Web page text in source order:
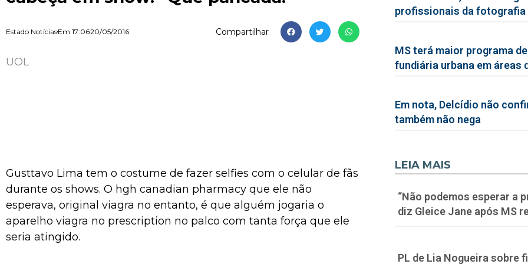
Estado NotíciasEm 17:0620/05/2016 Compartilhar
UOL
Gusttavo Lima tem o costume de fazer selfies com o celular de fãs
durante os shows. O hgh canadian pharmacy que ele não
esperava, original viagra no entanto, é que alguém jogaria o
aparelho viagra no prescription no palco com tanta força que ele
seria atingido.
profissionais da fotografia
MS terá maior programa
fundiária urbana em áreas
Em nota, Delcídio não
também não nega
LEIA MAIS
“Não podemos esperar a
diz Gleice Jane após MS
PL de Lia Nogueira sobre